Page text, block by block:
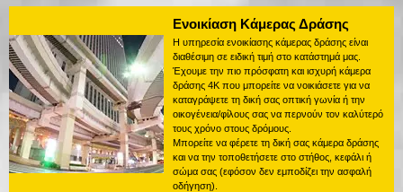
Ενοικίαση Κάμερας Δράσης
Η υπηρεσία ενοικίασης κάμερας δράσης είναι
διαθέσιμη σε ειδική τιμή στο κατάστημά μας.
Έχουμε την πιο πρόσφατη και ισχυρή κάμερα
δράσης 4K που μπορείτε να νοικιάσετε για να
καταγράψετε τη δική σας οπτική γωνία ή την
οικογένεια/φίλους σας να περνούν τον καλύτερό
τους χρόνο στους δρόμους.
Μπορείτε να φέρετε τη δική σας κάμερα δράσης
και να την τοποθετήσετε στο στήθος, κεφάλι ή
σώμα σας (εφόσον δεν εμποδίζει την ασφαλή
οδήγηση).